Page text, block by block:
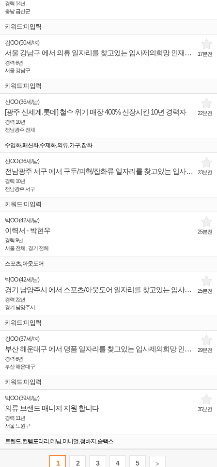
경력 14년
충남 금산군
키워드:미입력
17분전
김OO(50세 /여)
서울 강남구 에서 의류 일자리를 찾고있는 입사제의희망 인재입니다.
경력 6년
서울 강남구
키워드:미입력
22분전
신OO(36세 /남)
[광주 신세계.롯데] 철수 위기 매장 400% 신장시킨 10년 경력자
경력 10년
전남광주 전체
수입화,패션화,수제화,의류,가구,잡화
23분전
신OO(36세 /남)
전남광주 서구 에서 구두/피혁/잡화류 일자리를 찾고있는 입사제의희망 인재입니다.
경력 10년
전남광주 서구
키워드:미입력
25분전
박OO(42세 /남)
이력서 - 박현우
경력 9년
서울 전체 , 경기 전체
스포츠,아웃도어
25분전
박OO(42세 /남)
경기 남양주시 에서 스포츠/아웃도어 일자리를 찾고있는 입사제의희망 인재입니다.
경력 22년
경기 남양주시
키워드:미입력
29분전
강OO(37세 /여)
부산 해운대구 에서 명품 일자리를 찾고있는 입사제의희망 인재입니다.
경력 6년
부산 해운대구
키워드:미입력
35분전
박OO(39세 /남)
의류 브랜드 매니저 지원 합니다
경력 11년
서울 노원구
트렌드,컨템포러리 ,데님,미니멀,청바지 ,슬랙스
1 2 3 4 5 >